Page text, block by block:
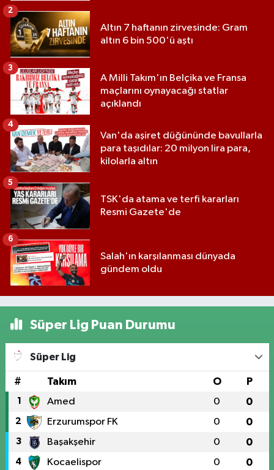
Altın 7 haftanın zirvesinde: Gram
altın 6 bin 500'ü aştı
2
A Milli Takım'ın Belçika ve Fransa
maçlarını oynayacağı statlar
açıklandı
3
Van'da aşiret düğününde bavullarla
para taşıdılar: 20 milyon lira para,
kilolarla altın
4
TSK'da atama ve terfi kararları
Resmi Gazete'de
5
Salah'ın karşılanması dünyada
gündem oldu
6
Süper Lig Puan Durumu
Süper Lig
# Takım O P
1 Amed 0 0
2 Erzurumspor FK 0 0
3 Başakşehir 0 0
4 Kocaelispor 0 0